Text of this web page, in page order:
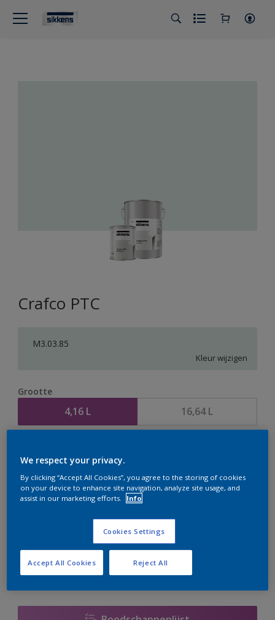
Crafco PTC
M3.03.85
Kleur wijzigen
Grootte
4,16 L 16,64 L
te bestellen. Houd de website in de gaten, we werken
er hard aan om de voorraad aan te vullen.
We respect your privacy.
By clicking “Accept All Cookies”, you agree to the storing of cookies
on your device to enhance site navigation, analyze site usage, and
assist in our marketing efforts.
Info
Cookies Settings
Reject All
Accept All Cookies